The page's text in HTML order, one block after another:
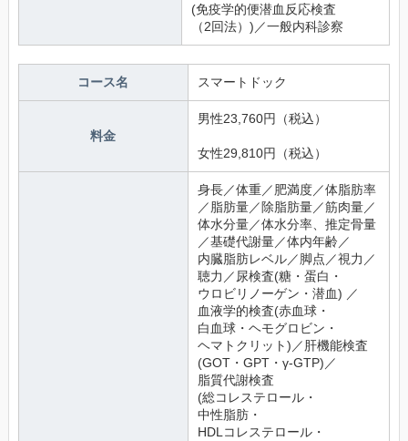
(免疫学的便潜血反応検査
（2回法）)／一般内科診察
コース名 スマートドック
料金
男性23,760円（税込）
女性29,810円（税込）
身長／体重／肥満度／体脂肪率
／脂肪量／除脂肪量／筋肉量／
体水分量／体水分率、推定骨量
／基礎代謝量／体内年齢／
内臓脂肪レベル／脚点／視力／
聴力／尿検査(糖・蛋白・
ウロビリノーゲン・潜血) ／
血液学的検査(赤血球・
白血球・ヘモグロビン・
ヘマトクリット)／肝機能検査
(GOT・GPT・γ-GTP)／
脂質代謝検査
(総コレステロール・
中性脂肪・
HDLコレステロール・